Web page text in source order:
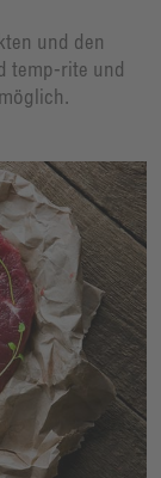
und den
temp-rite und